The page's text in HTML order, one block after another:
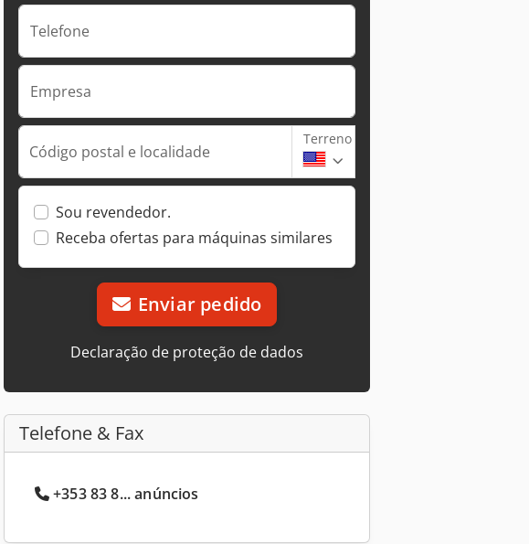
Telefone
Empresa
Código postal e localidade
Terreno
Sou revendedor.
Receba ofertas para máquinas similares
Enviar pedido
Declaração de proteção de dados
Telefone & Fax
+353 83 8... anúncios